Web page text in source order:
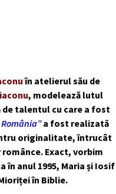
în atelierul său de
, modelează lutul
talentul cu care a fost
a fost realizată
originalitate, întrucât
Exact, vorbim
în anul 1995, Maria și Iosif
în Biblie.